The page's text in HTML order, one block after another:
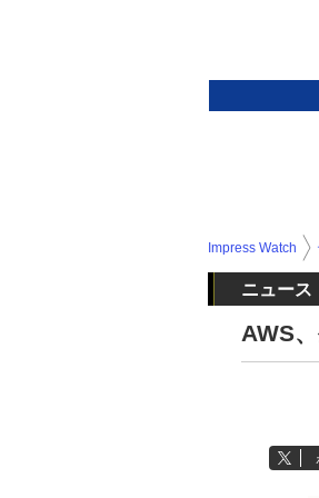
Impress Watch
ニュース
AWS